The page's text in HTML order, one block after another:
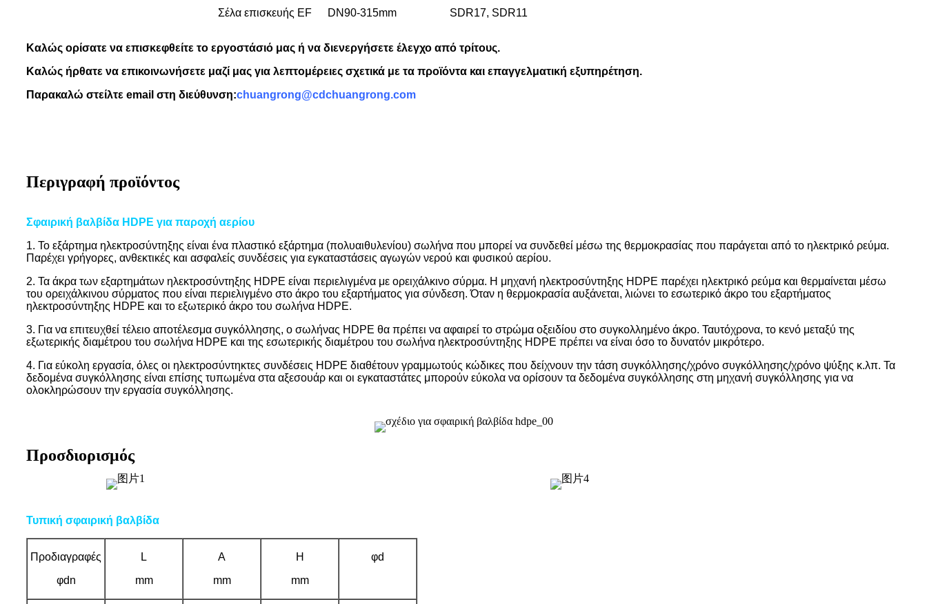
Σέλα επισκευής EF DN90-315mm SDR17, SDR11
Καλώς ορίσατε να επισκεφθείτε το εργοστάσιό μας ή να διενεργήσετε έλεγχο από τρίτους.
Καλώς ήρθατε να επικοινωνήσετε μαζί μας για λεπτομέρειες σχετικά με τα προϊόντα και επαγγελματική εξυπηρέτηση.
Παρακαλώ στείλτε email στη διεύθυνση:chuangrong@cdchuangrong.com
Περιγραφή προϊόντος
Σφαιρική βαλβίδα HDPE για παροχή αερίου
1. Το εξάρτημα ηλεκτροσύντηξης είναι ένα πλαστικό εξάρτημα (πολυαιθυλενίου) σωλήνα που μπορεί να συνδεθεί μέσω της θερμοκρασίας που παράγεται από το ηλεκτρικό ρεύμα.
Παρέχει γρήγορες, ανθεκτικές και ασφαλείς συνδέσεις για εγκαταστάσεις αγωγών νερού και φυσικού αερίου.
2. Τα άκρα των εξαρτημάτων ηλεκτροσύντηξης HDPE είναι περιελιγμένα με ορειχάλκινο σύρμα. Η μηχανή ηλεκτροσύντηξης HDPE παρέχει ηλεκτρικό ρεύμα και θερμαίνεται μέσω
του ορειχάλκινου σύρματος που είναι περιελιγμένο στο άκρο του εξαρτήματος για σύνδεση. Όταν η θερμοκρασία αυξάνεται, λιώνει το εσωτερικό άκρο του εξαρτήματος
ηλεκτροσύντηξης HDPE και το εξωτερικό άκρο του σωλήνα HDPE.
3. Για να επιτευχθεί τέλειο αποτέλεσμα συγκόλλησης, ο σωλήνας HDPE θα πρέπει να αφαιρεί το στρώμα οξειδίου στο συγκολλημένο άκρο. Ταυτόχρονα, το κενό μεταξύ της
εξωτερικής διαμέτρου του σωλήνα HDPE και της εσωτερικής διαμέτρου του σωλήνα ηλεκτροσύντηξης HDPE πρέπει να είναι όσο το δυνατόν μικρότερο.
4. Για εύκολη εργασία, όλες οι ηλεκτροσύντηκτες συνδέσεις HDPE διαθέτουν γραμμωτούς κώδικες που δείχνουν την τάση συγκόλλησης/χρόνο συγκόλλησης/χρόνο ψύξης κ.λπ. Τα
δεδομένα συγκόλλησης είναι επίσης τυπωμένα στα αξεσουάρ και οι εγκαταστάτες μπορούν εύκολα να ορίσουν τα δεδομένα συγκόλλησης στη μηχανή συγκόλλησης για να
ολοκληρώσουν την εργασία συγκόλλησης.
Προσδιορισμός
Τυπική σφαιρική βαλβίδα
Προδιαγραφές
φdn
L
mm
A
mm
H
mm
φd